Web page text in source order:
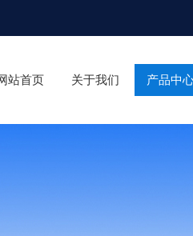
站首页 关于我们 产品中